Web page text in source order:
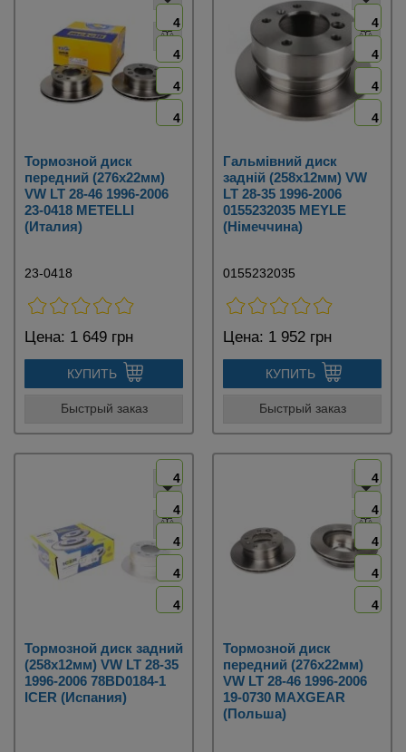
4
4
4
4
Тормозной диск
передний (276х22мм)
VW LT 28-46 1996-2006
23-0418 METELLI
(Италия)
23-0418
Цена: 1 649 грн
КУПИТЬ
Быстрый заказ
4
4
4
4
Гальмівний диск
задній (258х12мм) VW
LT 28-35 1996-2006
0155232035 MEYLE
(Німеччина)
0155232035
Цена: 1 952 грн
КУПИТЬ
Быстрый заказ
4
4
4
4
4
Тормозной диск задний
(258х12мм) VW LT 28-35
1996-2006 78BD0184-1
ICER (Испания)
4
4
4
4
4
Тормозной диск
передний (276х22мм)
VW LT 28-46 1996-2006
19-0730 MAXGEAR
(Польша)